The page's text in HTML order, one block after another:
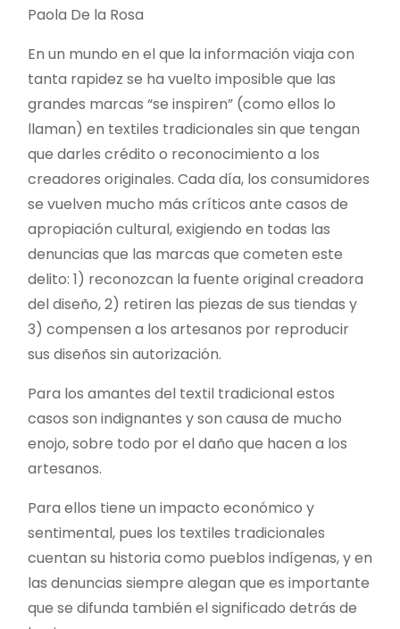
Paola De la Rosa
En un mundo en el que la información viaja con
tanta rapidez se ha vuelto imposible que las
grandes marcas “se inspiren” (como ellos lo
llaman) en textiles tradicionales sin que tengan
que darles crédito o reconocimiento a los
creadores originales. Cada día, los consumidores
se vuelven mucho más críticos ante casos de
apropiación cultural, exigiendo en todas las
denuncias que las marcas que cometen este
delito: 1) reconozcan la fuente original creadora
del diseño, 2) retiren las piezas de sus tiendas y
3) compensen a los artesanos por reproducir
sus diseños sin autorización.
Para los amantes del textil tradicional estos
casos son indignantes y son causa de mucho
enojo, sobre todo por el daño que hacen a los
artesanos.
Para ellos tiene un impacto económico y
sentimental, pues los textiles tradicionales
cuentan su historia como pueblos indígenas, y en
las denuncias siempre alegan que es importante
que se difunda también el significado detrás de